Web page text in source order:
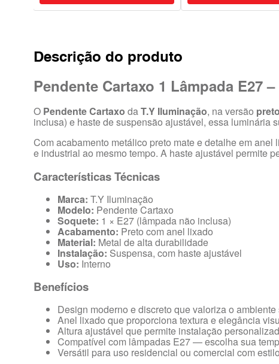
Descrição do produto
Pendente Cartaxo 1 Lâmpada E27
O Pendente Cartaxo daT.Y Iluminação, na versão
inclusa) e haste de suspensão ajustável, essa luminária
Com acabamento metálico preto mate e detalhe em
e industrial ao mesmo tempo. A haste ajustável permite
Características Técnicas
Marca: T.Y Iluminação
Modelo: Pendente Cartaxo
Soquete: 1 × E27 (lâmpada não inclusa)
Acabamento: Preto com anel lixado
Material: Metal de alta durabilidade
Instalação: Suspensa, com haste ajustável
Uso: Interno
Benefícios
Design moderno e discreto que valoriza o ambiente
Anel lixado que proporciona textura e elegância
Altura ajustável que permite instalação
Compatível com lâmpadas E27 — escolha sua
Versátil para uso residencial ou comercial com